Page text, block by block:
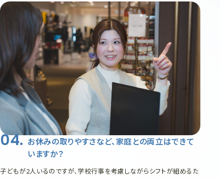
お休みの取りやすさなど、家庭との両立はできて
いますか？
子どもが2人いるのですが、学校行事を考慮しながらシフトが組めるた